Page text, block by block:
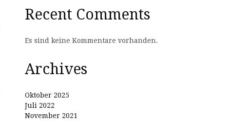
Recent Comments
Es sind keine Kommentare vorhanden.
Archives
Oktober 2025
Juli 2022
November 2021